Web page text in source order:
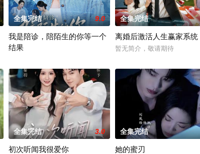
全集完结 9.0
我是陪诊，陪陌生的你等一个
结果
全集完结
离婚后激活人生赢家系统
暂无简介，敬请期待
全集完结 3.0
初次听闻我很爱你
全集完结
她的蜜刃